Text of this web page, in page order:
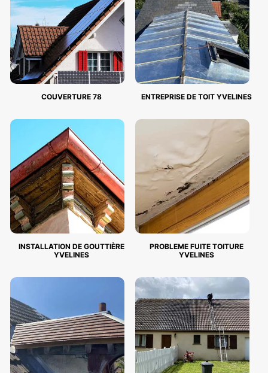
COUVERTURE 78 ENTREPRISE DE TOIT YVELINES
INSTALLATION DE GOUTTIÈRE
YVELINES
PROBLEME FUITE TOITURE
YVELINES